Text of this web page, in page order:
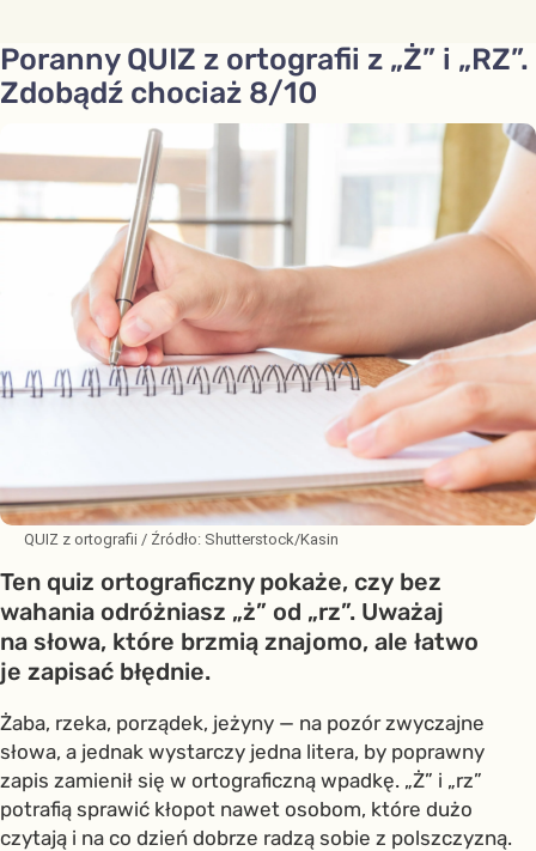
Poranny QUIZ z ortografii z „Ż” i „RZ”.
Zdobądź chociaż 8/10
QUIZ z ortografii / Źródło: Shutterstock/Kasin
Ten quiz ortograficzny pokaże, czy bez
wahania odróżniasz „ż” od „rz”. Uważaj
na słowa, które brzmią znajomo, ale łatwo
je zapisać błędnie.
Żaba, rzeka, porządek, jeżyny — na pozór zwyczajne
słowa, a jednak wystarczy jedna litera, by poprawny
zapis zamienił się w ortograficzną wpadkę. „Ż” i „rz”
potrafią sprawić kłopot nawet osobom, które dużo
czytają i na co dzień dobrze radzą sobie z polszczyzną.